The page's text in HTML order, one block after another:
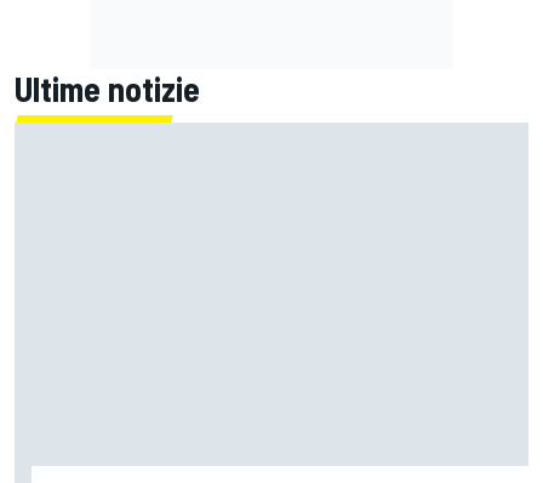
Ultime notizie